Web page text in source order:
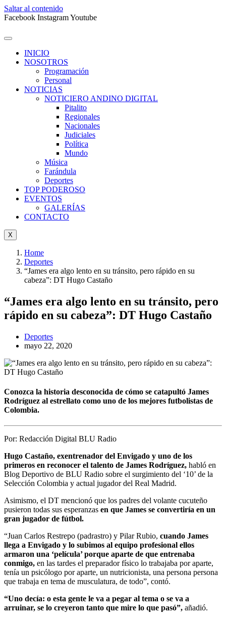
Saltar al contenido
Facebook InstagramYoutube
INICIO
NOSOTROS
Programación
Personal
NOTICIAS
NOTICIERO ANDINO DIGITAL
Pitalito
Regionales
Nacionales
Judiciales
Política
Mundo
Música
Farándula
Deportes
TOP PODEROSO
EVENTOS
GALERÍAS
CONTACTO
X
Home
Deportes
“James era algo lento en su tránsito, pero rápido en su
cabeza”: DT Hugo Castaño
“James era algo lento en su tránsito, pero
rápido en su cabeza”: DT Hugo Castaño
Deportes
mayo 22, 2020
Conozca la historia desconocida de cómo se catapultó James
Rodríguez al estrellato como uno de los mejores futbolistas de
Colombia.
Por: Redacción Digital BLU Radio
Hugo Castaño, exentrenador del Envigado y uno de los
primeros en reconocer el talento de James Rodríguez, habló en
Blog Deportivo de BLU Radio sobre el surgimiento del ‘10’ de la
Selección Colombia y actual jugador del Real Madrid.
Asimismo, el DT mencionó que los padres del volante cucuteño
pusieron todas sus esperanzas en que James se convertiría en un
gran jugador de fútbol.
“Juan Carlos Restrepo (padrastro) y Pilar Rubio, cuando James
llega a Envigado y lo subimos al equipo profesional ellos
armaron una ‘película’ porque aparte de que entrenaba
conmigo, en las tardes el preparador físico lo trabajaba por aparte,
tenía un psicólogo por aparte, un nutricionista, una persona persona
que trabaja en tema de musculatura, de todo”, contó.
“Uno decía: o esta gente le va a pegar al tema o se va a
arruinar, se lo creyeron tanto que mire lo que pasó”, añadió.